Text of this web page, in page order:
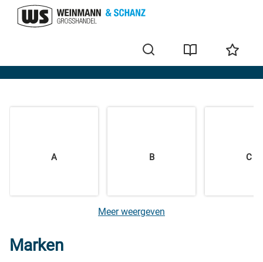
Home
A B C
Meer weergeven
Marken